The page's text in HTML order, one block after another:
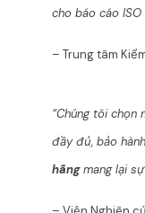
cho báo cáo ISO
– Trung tâm
“Chúng tôi chọn
đầy đủ, bảo
hãngmang lại